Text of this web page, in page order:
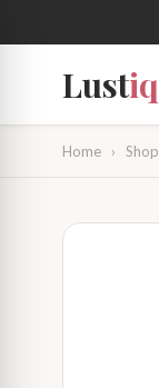
Lustiq
Home › Shop